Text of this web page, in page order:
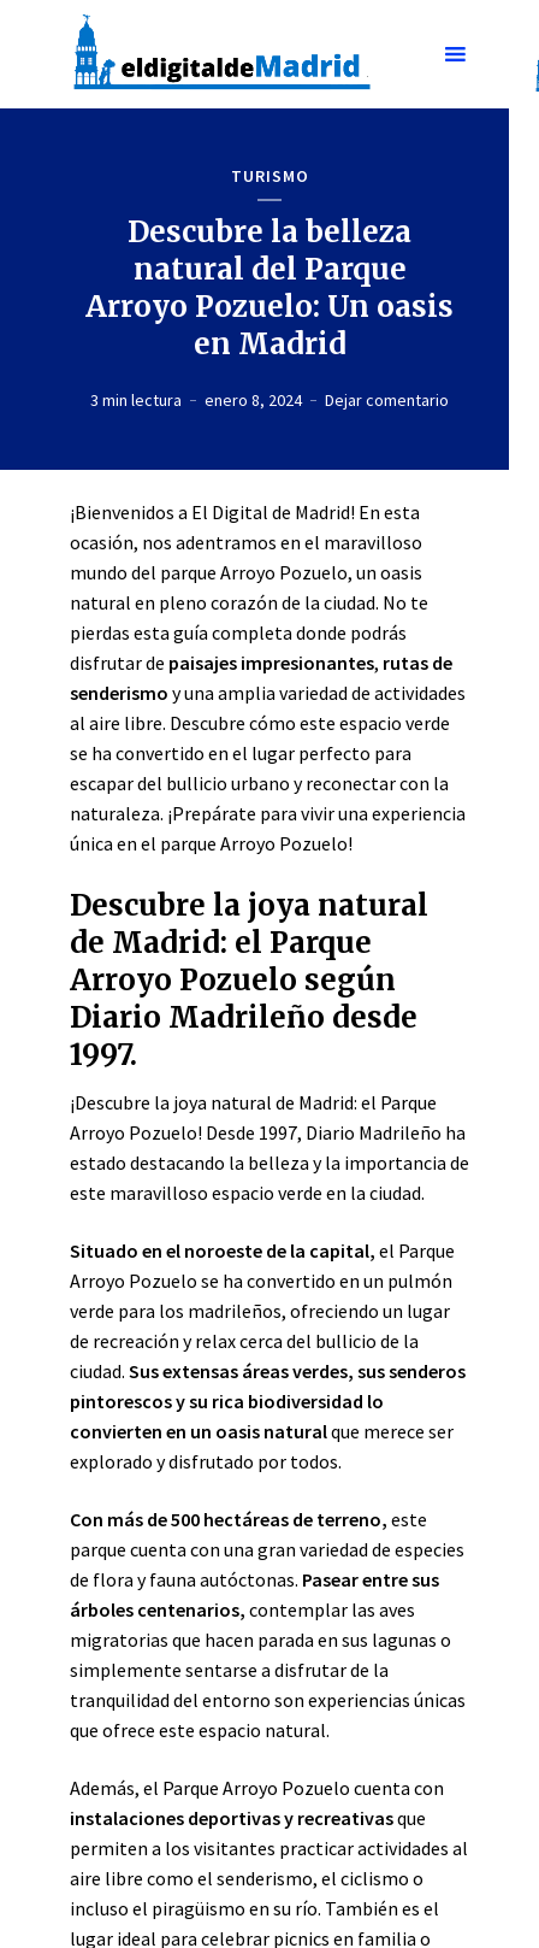
TURISMO
Descubre la belleza
natural del Parque
Arroyo Pozuelo: Un oasis
en Madrid
3 min lectura enero 8, 2024 Dejar comentario
¡Bienvenidos a El Digital de Madrid! En esta
ocasión, nos adentramos en el maravilloso
mundo del parque Arroyo Pozuelo, un oasis
natural en pleno corazón de la ciudad. No te
pierdas esta guía completa donde podrás
disfrutar de paisajes impresionantes, rutas de
senderismo y una amplia variedad de actividades
al aire libre. Descubre cómo este espacio verde
se ha convertido en el lugar perfecto para
escapar del bullicio urbano y reconectar con la
naturaleza. ¡Prepárate para vivir una experiencia
única en el parque Arroyo Pozuelo!
Descubre la joya natural
de Madrid: el Parque
Arroyo Pozuelo según
Diario Madrileño desde
1997.
¡Descubre la joya natural de Madrid: el Parque
Arroyo Pozuelo! Desde 1997, Diario Madrileño ha
estado destacando la belleza y la importancia de
este maravilloso espacio verde en la ciudad.
Situado en el noroeste de la capital, el Parque
Arroyo Pozuelo se ha convertido en un pulmón
verde para los madrileños, ofreciendo un lugar
de recreación y relax cerca del bullicio de la
ciudad. Sus extensas áreas verdes, sus senderos
pintorescos y su rica biodiversidad lo
convierten en un oasis naturalque merece ser
explorado y disfrutado por todos.
Con más de 500 hectáreas de terreno, este
parque cuenta con una gran variedad de especies
de flora y fauna autóctonas. Pasear entre sus
árboles centenarios, contemplar las aves
migratorias que hacen parada en sus lagunas o
simplemente sentarse a disfrutar de la
tranquilidad del entorno son experiencias únicas
que ofrece este espacio natural.
Además, el Parque Arroyo Pozuelo cuenta con
instalaciones deportivas y recreativasque
permiten a los visitantes practicar actividades al
aire libre como el senderismo, el ciclismo o
incluso el piragüismo en su río. También es el
lugar ideal para celebrar picnics en familia o